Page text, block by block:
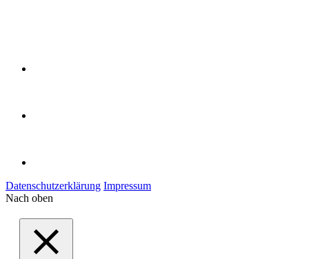
Datenschutzerklärung Impressum
Nach oben